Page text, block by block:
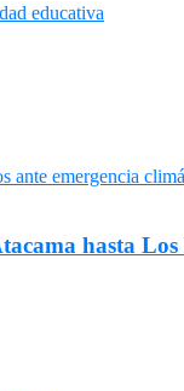
educativa
hasta